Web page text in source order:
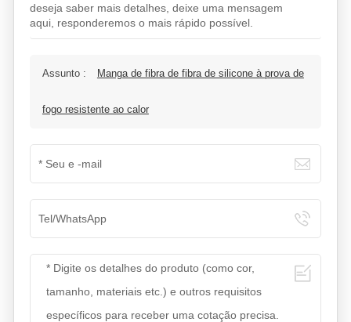
deseja saber mais detalhes, deixe uma mensagem
aqui, responderemos o mais rápido possível.
Assunto : Manga de fibra de fibra de silicone à prova de
fogo resistente ao calor